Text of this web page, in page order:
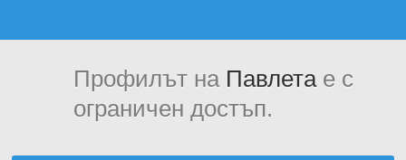
Профилът на Павлетае с
ограничен достъп.